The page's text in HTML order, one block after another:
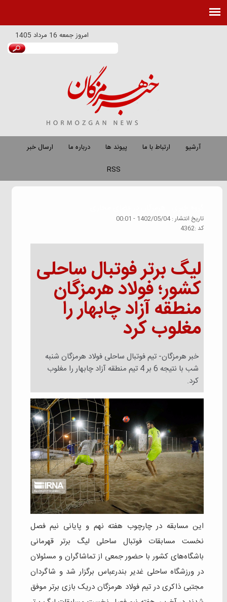
امروزجمعه 16 مرداد 1405
آرشیو ارتباط با ما پیوند ها درباره ما
ارسال خبر
RSS
تاريخ انتشار :1402/05/04 - 00:01
كد :4362
لیگ برتر فوتبال ساحلی
کشور؛ فولاد هرمزگان
منطقه آزاد چابهار را
مغلوب کرد
خبر هرمزگان- تیم فوتبال ساحلی فولاد هرمزگان شنبه
شب با نتیجه 6 بر 4 تیم منطقه آزاد چابهار را مغلوب
کرد.
این مسابقه در چارچوب هفته نهم و پایانی نیم فصل
نخست مسابقات فوتبال ساحلی لیگ برتر قهرمانی
باشگاه‌های کشور با حضور جمعی از تماشاگران و مسئولان
در ورزشگاه ساحلی غدیر بندرعباس برگزار شد و شاگردان
مجتبی ذاکری در تیم فولاد هرمزگان دریک بازی برتر موفق